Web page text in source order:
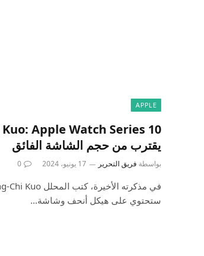
APPLE
يقترب من حجم الشاشة الفائق
بواسطة فريق التحرير 17 يونيو، 2024 0
ستحتوي على هيكل أنحف وشاشة…